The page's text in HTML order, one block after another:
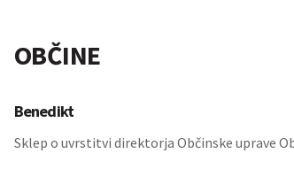
OBČINE
Benedikt
Sklep o uvrstitvi direktorja Občinske uprave